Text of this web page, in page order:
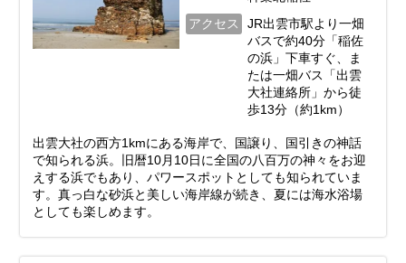
アクセス
JR出雲市駅より一畑
バスで約40分「稲佐
の浜」下車すぐ、ま
たは一畑バス「出雲
大社連絡所」から徒
歩13分（約1km）
出雲大社の西方1kmにある海岸で、国譲り、国引きの神話
で知られる浜。旧暦10月10日に全国の八百万の神々をお迎
えする浜でもあり、パワースポットとしても知られていま
す。真っ白な砂浜と美しい海岸線が続き、夏には海水浴場
としても楽しめます。